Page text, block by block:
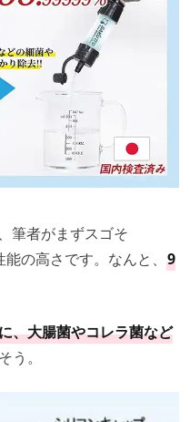
筆者がまずスゴそ
の高さです。なんと、 9
、大腸菌やコレラ菌など
う。